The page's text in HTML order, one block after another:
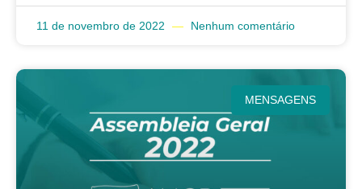
11 de novembro de 2022 Nenhum comentário
MENSAGENS